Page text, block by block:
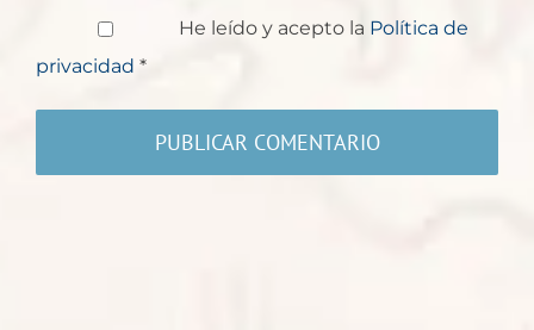
He leído y acepto la Política de
privacidad *